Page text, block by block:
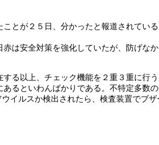
とが２５日、分かったと報道されてい
は安全対策を強化していたが、防げなか
る以上、チェック機能を２重３重に行
るといわんばかりである。不特定多数
イルスか検出されたら、検査装置でブ